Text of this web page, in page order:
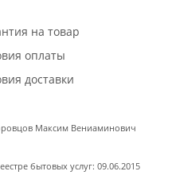
на товар
оплаты
доставки
Максим Вениаминович
бытовых услуг: 09.06.2015